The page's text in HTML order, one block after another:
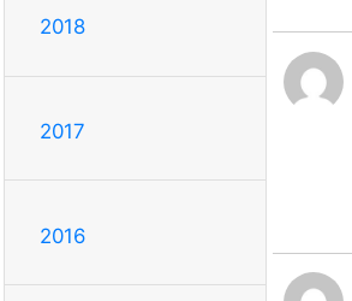
2018
2017
2016